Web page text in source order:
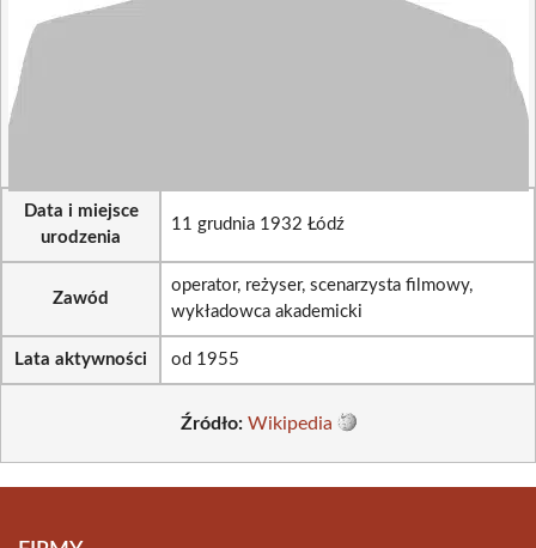
Data i miejsce
urodzenia
11 grudnia 1932 Łódź
Zawód
operator, reżyser, scenarzysta filmowy,
wykładowca akademicki
Lata aktywności od 1955
Źródło: Wikipedia